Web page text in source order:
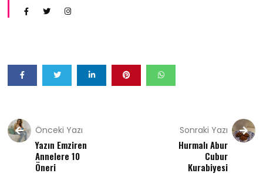
Önceki Yazı
Yazın Emziren
Annelere 10
Öneri
Sonraki Yazı
Hurmalı Abur
Cubur
Kurabiyesi